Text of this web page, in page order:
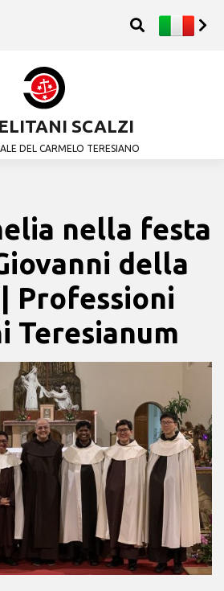
SCALZI
DEL CARMELO TERESIANO
nella festa
della
Professioni
Teresianum